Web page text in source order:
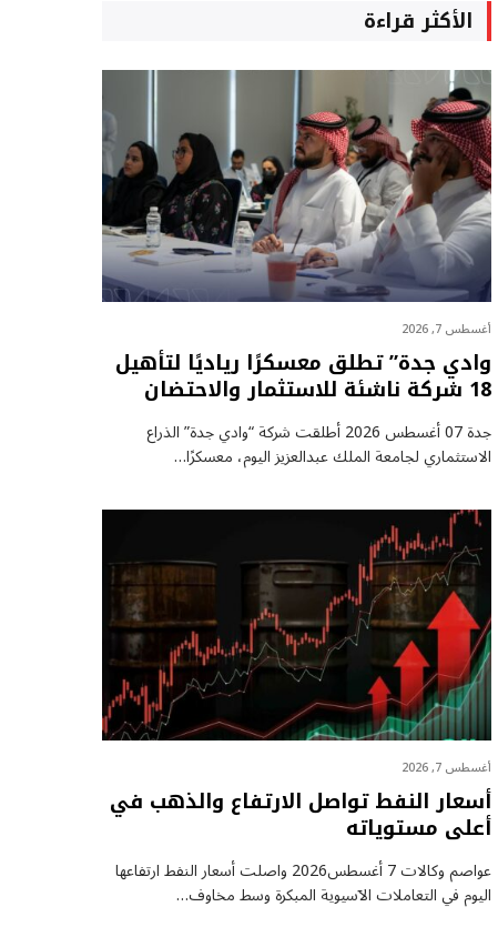
الأكثر قراءة
أغسطس 7, 2026
وادي جدة” تطلق معسكرًا رياديًا لتأهيل
18 شركة ناشئة للاستثمار والاحتضان
جدة 07 أغسطس 2026 أطلقت شركة “وادي جدة” الذراع
الاستثماري لجامعة الملك عبدالعزيز اليوم، معسكرًا…
أغسطس 7, 2026
أسعار النفط تواصل الارتفاع والذهب في
أعلى مستوياته
عواصم وكالات 7 أغسطس2026 واصلت أسعار ⁠النفط ارتفاعها
اليوم في التعاملات الآسيوية المبكرة وسط مخاوف…